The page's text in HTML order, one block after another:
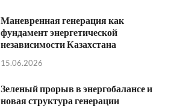
Маневренная генерация как
фундамент энергетической
независимости Казахстана
15.06.2026
Зеленый прорыв в энергобалансе и
новая структура генерации